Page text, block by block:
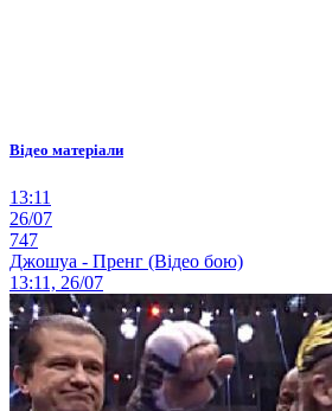
Відео матеріали
13:11
26/07
747
Джошуа - Пренг (Відео бою)
13:11, 26/07